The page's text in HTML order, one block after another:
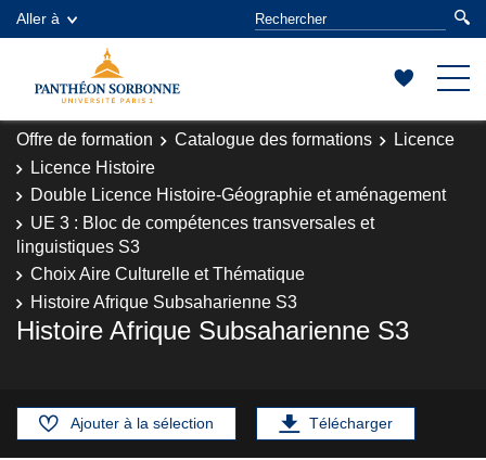
Aller à
Offre de formation Catalogue des formations
Licence
Licence Histoire
Double Licence Histoire-Géographie et aménagement
UE 3 : Bloc de compétences transversales et
linguistiques S3
Choix Aire Culturelle et Thématique
Histoire Afrique Subsaharienne S3
Histoire Afrique Subsaharienne S3
Ajouter à la sélection Télécharger